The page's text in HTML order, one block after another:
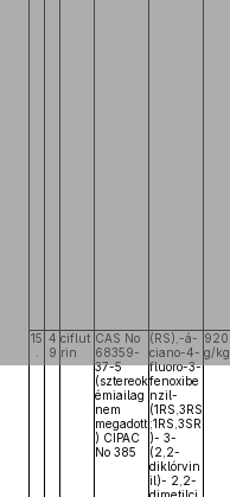
15 4
9
ciflut
rin
CAS No
68359-
37-5
(sztereok
émiailag
nem
megadott
) CIPAC
No 385
(RS),-á-
ciano-4-
fluoro-3-
fenoxibe
nzil-
(1RS,3RS
;1RS,3SR
)- 3-
(2,2-
diklórvin
il)- 2,2-
920
g/kg